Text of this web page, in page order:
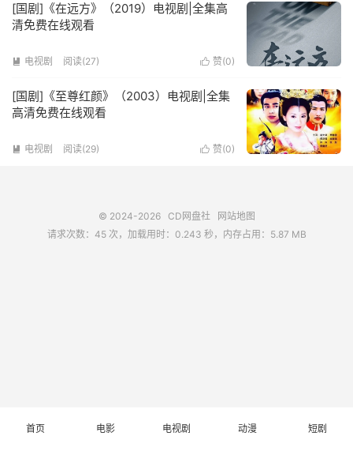
[国剧]《在远方》（2019）电视剧|全集高
清免费在线观看
 赞(0)
 电视剧 阅读(27)
[国剧]《至尊红颜》（2003）电视剧|全集
高清免费在线观看
 赞(0)
 电视剧 阅读(29)
© 2024-2026 CD网盘社
网站地图
请求次数：45 次，加载用时：0.243 秒，内存占用：5.87 MB
首页 电影 电视剧 动漫 短剧